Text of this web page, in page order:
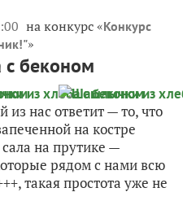
на конкурс «Конкурс
»
беконом
нас ответит — то, что
на костре
на прутике —
рядом с нами всю
такая простота уже не